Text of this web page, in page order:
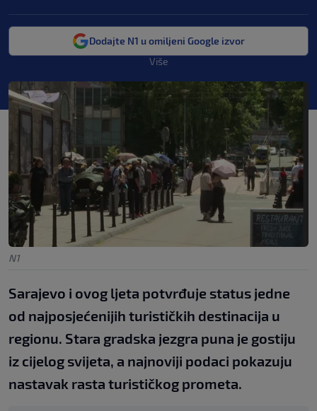
Dodajte N1 u omiljeni Google izvor
Više
N1
Sarajevo i ovog ljeta potvrđuje status jedne
od najposjećenijih turističkih destinacija u
regionu. Stara gradska jezgra puna je gostiju
iz cijelog svijeta, a najnoviji podaci pokazuju
nastavak rasta turističkog prometa.